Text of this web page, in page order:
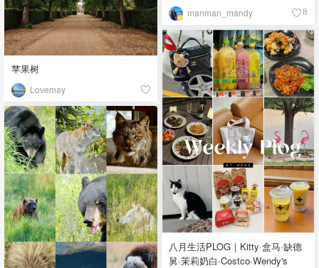
manman_mandy 8
苹果树
Lovemay
八月生活PLOG｜Kitty·盒马·缺德
舅·茉莉奶白·Costco·Wendy's